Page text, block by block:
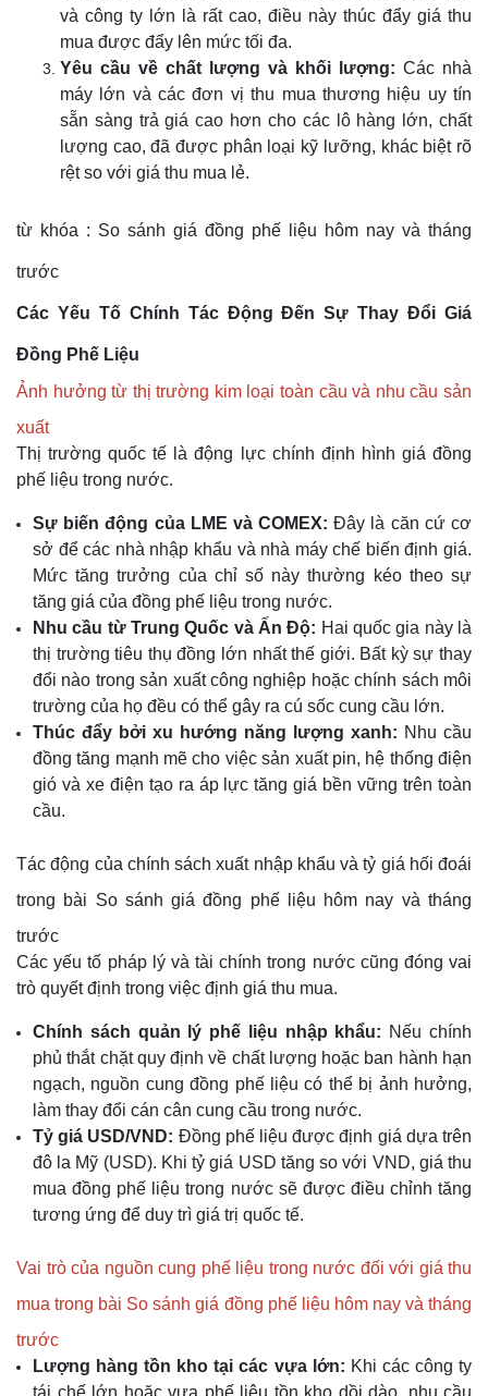
và công ty lớn là rất cao, điều này thúc đẩy giá thu
mua được đẩy lên mức tối đa.
Yêu cầu về chất lượng và khối lượng: Các nhà
máy lớn và các đơn vị thu mua thương hiệu uy tín
sẵn sàng trả giá cao hơn cho các lô hàng lớn, chất
lượng cao, đã được phân loại kỹ lưỡng, khác biệt rõ
rệt so với giá thu mua lẻ.
từ khóa : So sánh giá đồng phế liệu hôm nay và tháng
trước
Các Yếu Tố Chính Tác Động Đến Sự Thay Đổi Giá
Đồng Phế Liệu
Ảnh hưởng từ thị trường kim loại toàn cầu và nhu cầu sản
xuất
Thị trường quốc tế là động lực chính định hình giá đồng
phế liệu trong nước.
Sự biến động của LME và COMEX: Đây là căn cứ cơ
sở để các nhà nhập khẩu và nhà máy chế biến định giá.
Mức tăng trưởng của chỉ số này thường kéo theo sự
tăng giá của đồng phế liệu trong nước.
Nhu cầu từ Trung Quốc và Ấn Độ: Hai quốc gia này là
thị trường tiêu thụ đồng lớn nhất thế giới. Bất kỳ sự thay
đổi nào trong sản xuất công nghiệp hoặc chính sách môi
trường của họ đều có thể gây ra cú sốc cung cầu lớn.
Thúc đẩy bởi xu hướng năng lượng xanh: Nhu cầu
đồng tăng mạnh mẽ cho việc sản xuất pin, hệ thống điện
gió và xe điện tạo ra áp lực tăng giá bền vững trên toàn
cầu.
Tác động của chính sách xuất nhập khẩu và tỷ giá hối đoái
trong bài So sánh giá đồng phế liệu hôm nay và tháng
trước
Các yếu tố pháp lý và tài chính trong nước cũng đóng vai
trò quyết định trong việc định giá thu mua.
Chính sách quản lý phế liệu nhập khẩu: Nếu chính
phủ thắt chặt quy định về chất lượng hoặc ban hành hạn
ngạch, nguồn cung đồng phế liệu có thể bị ảnh hưởng,
làm thay đổi cán cân cung cầu trong nước.
Tỷ giá USD/VND: Đồng phế liệu được định giá dựa trên
đô la Mỹ (USD). Khi tỷ giá USD tăng so với VND, giá thu
mua đồng phế liệu trong nước sẽ được điều chỉnh tăng
tương ứng để duy trì giá trị quốc tế.
Vai trò của nguồn cung phế liệu trong nước đối với giá thu
mua trong bài So sánh giá đồng phế liệu hôm nay và tháng
trước
Lượng hàng tồn kho tại các vựa lớn: Khi các công ty
tái chế lớn hoặc vựa phế liệu tồn kho dồi dào, nhu cầu